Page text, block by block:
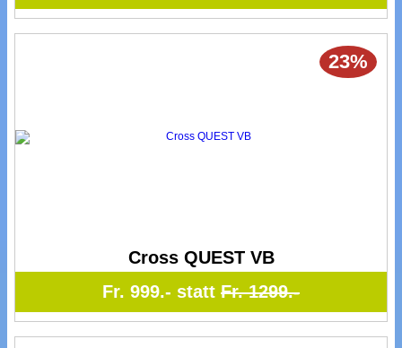
23%
Cross QUEST VB
Fr. 999.- statt Fr. 1299.-